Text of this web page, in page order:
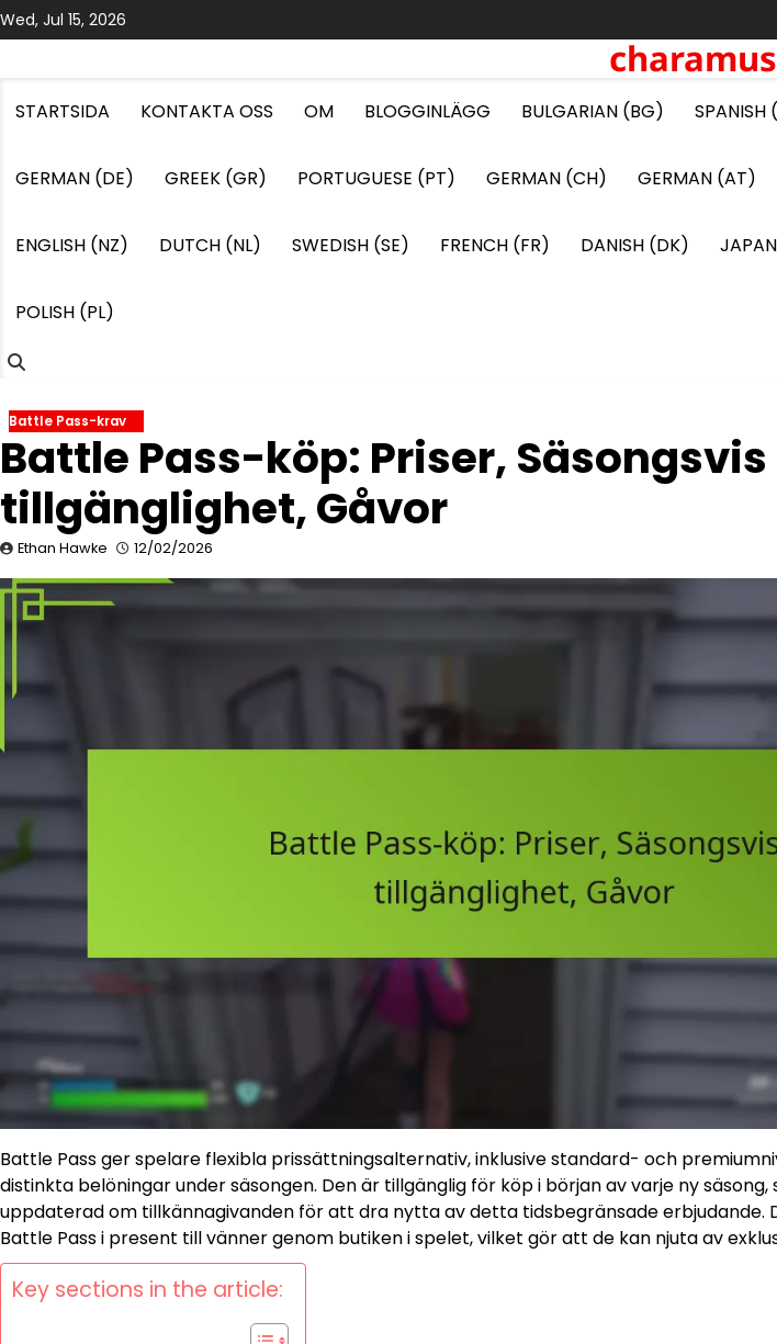
Skip
to
Wed, Jul 15, 2026
STARTSIDA KONTAKTA OSS OM BLOGGINLÄGG BULGARIAN (BG) SPANISH
GERMAN (DE) GREEK (GR) PORTUGUESE (PT) GERMAN (CH) GERMAN (AT)
ENGLISH (NZ) DUTCH (NL) SWEDISH (SE) FRENCH (FR) DANISH (DK)
POLISH (PL)
Battle Pass-krav
Battle Pass-köp: Priser, Säsongsvis
tillgänglighet, Gåvor
Ethan Hawke 12/02/2026
Battle Pass ger spelare flexibla prissättningsalternativ, inklusive standard- och
distinkta belöningar under säsongen. Den är tillgänglig för köp i början av varje ny
uppdaterad om tillkännagivanden för att dra nytta av detta tidsbegränsade erbjudande.
Battle Pass i present till vänner genom butiken i spelet, vilket gör att de kan njuta av
Key sections in the article: